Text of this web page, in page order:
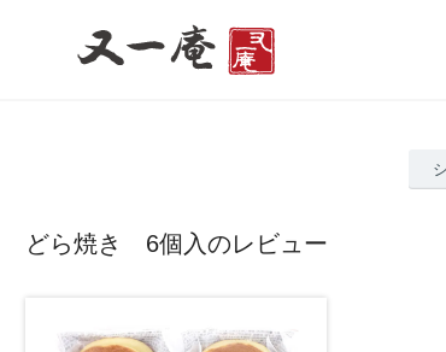
どら焼き 6個入のレビュー